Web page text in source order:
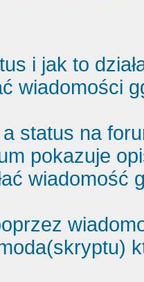
i jak to
wiadomości
status na
pokazuje